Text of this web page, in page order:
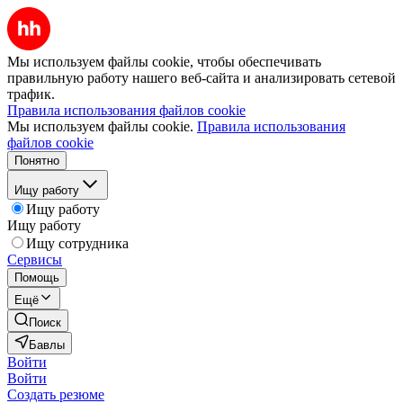
Мы используем файлы cookie, чтобы обеспечивать
правильную работу нашего веб-сайта и анализировать сетевой
трафик.
Правила использования файлов cookie
Мы используем файлы cookie. Правила использования
файлов cookie
Понятно
Ищу работу
Ищу работу
Ищу работу
Ищу сотрудника
Сервисы
Помощь
Ещё
Поиск
Бавлы
Войти
Войти
Создать резюме